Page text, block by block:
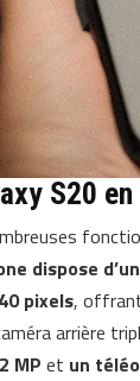
S20
dispose
pixels,
arrière
MP et un